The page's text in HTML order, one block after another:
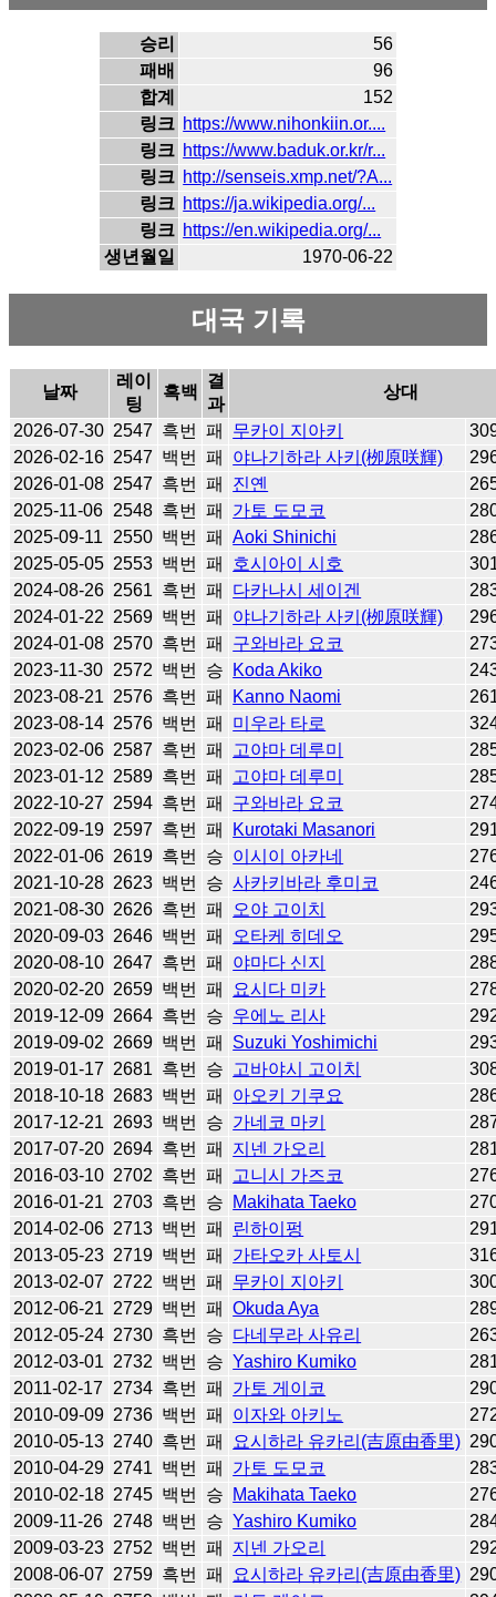
승리
56
패배
96
합계
152
링크 https://www.nihonkiin.or....
링크 https://www.baduk.or.kr/r...
링크 http://senseis.xmp.net/?A...
링크 https://ja.wikipedia.org/...
링크 https://en.wikipedia.org/...
생년월일
1970-06-22
대국 기록
날짜
레이
팅
흑백
결
과
상대
2026-07-30 2547 흑번 패 무카이 지아키
2026-02-16 2547 백번 패 야나기하라 사키(栁原咲輝)
2026-01-08 2547 흑번 패 진옌
2025-11-06 2548 흑번 패 가토 도모코
2025-09-11
2550 백번 패 Aoki Shinichi
2025-05-05 2553 백번 패 호시아이 시호
2024-08-26 2561 흑번 패 다카나시 세이겐
2024-01-22 2569 백번 패 야나기하라 사키(栁原咲輝)
2024-01-08 2570 흑번 패 구와바라 요코
2023-11-30 2572 백번 승 Koda Akiko
2023-08-21 2576 흑번 패 Kanno Naomi
2023-08-14 2576 백번 패 미우라 타로
2023-02-06 2587 흑번 패 고야마 데루미
2023-01-12 2589 흑번 패 고야마 데루미
2022-10-27 2594 흑번 패 구와바라 요코
2022-09-19 2597 흑번 패 Kurotaki Masanori
2022-01-06 2619 흑번 승 이시이 아카네
2021-10-28 2623 백번 승 사카키바라 후미코
2021-08-30 2626 흑번 패 오야 고이치
2020-09-03 2646 백번 패 오타케 히데오
2020-08-10 2647 흑번 패 야마다 신지
2020-02-20 2659 백번 패 요시다 미카
2019-12-09 2664 흑번 승 우에노 리사
2019-09-02 2669 백번 패 Suzuki Yoshimichi
2019-01-17 2681 흑번 승 고바야시 고이치
2018-10-18 2683 백번 패 아오키 기쿠요
2017-12-21 2693 백번 승 가네코 마키
2017-07-20 2694 흑번 패 지넨 가오리
2016-03-10 2702 흑번 패 고니시 가즈코
2016-01-21 2703 흑번 승 Makihata Taeko
2014-02-06 2713 백번 패 린하이펑
2013-05-23 2719 백번 패 가타오카 사토시
2013-02-07 2722 백번 패 무카이 지아키
2012-06-21 2729 백번 패 Okuda Aya
2012-05-24 2730 흑번 승 다네무라 사유리
2012-03-01 2732 백번 승 Yashiro Kumiko
2011-02-17
2734 흑번 패 가토 게이코
2010-09-09 2736 백번 패 이자와 아키노
2010-05-13 2740 흑번 패 요시하라 유카리(吉原由香里)
2010-04-29 2741 백번 패 가토 도모코
2010-02-18 2745 백번 승 Makihata Taeko
2009-11-26 2748 백번 승 Yashiro Kumiko
2009-03-23 2752 백번 패 지넨 가오리
2008-06-07 2759 흑번 패 요시하라 유카리(吉原由香里)